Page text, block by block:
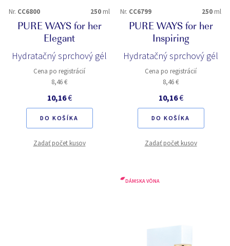
Nr. CC6800 250 ml
PURE WAYS for her
Elegant
Hydratačný sprchový gél
Cena po registrácií
8,46 €
10,16€
DO KOŠÍKA
Zadať počet kusov
Nr. CC6799 250 ml
PURE WAYS for her
Inspiring
Hydratačný sprchový gél
Cena po registrácií
8,46 €
10,16€
DO KOŠÍKA
Zadať počet kusov
DÁMSKA VÔNA